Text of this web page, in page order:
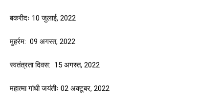
बकरीदः 10 जुलाई, 2022
मुहर्रम: 09 अगस्त, 2022
स्वतंत्रता दिवस: 15 अगस्त, 2022
महात्मा गांधी जयंतीः 02 अक्टूबर, 2022